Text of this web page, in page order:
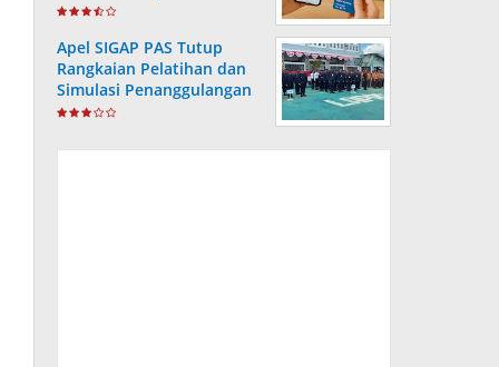
Apel SIGAP PAS Tutup
Rangkaian Pelatihan dan
Simulasi Penanggulangan
Bencana di Lapas